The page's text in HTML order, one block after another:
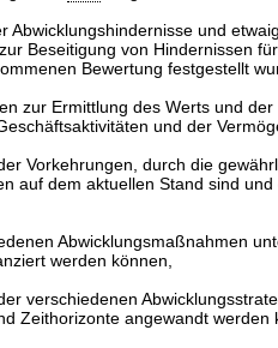
Abwicklungshindernisse und
Beseitigung von Hindernissen
Bewertung festgestellt
zur Ermittlung des Werts und
und der
Vorkehrungen, durch die
auf dem aktuellen Stand sind
Abwicklungsmaßnahmen
werden können,
verschiedenen
Zeithorizonte angewandt werden